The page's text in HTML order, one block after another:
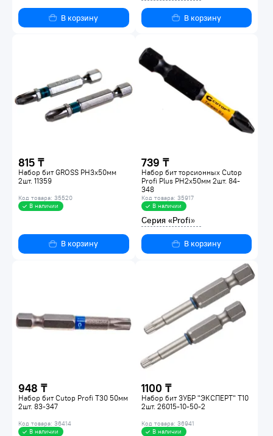
В корзину В корзину
815 ₸
Набор бит GROSS PH3х50мм
2шт. 11359
Код товара: 35520
В наличии
В корзину
739 ₸
Набор бит торсионных Cutop
Profi Plus PH2х50мм 2шт. 84-
348
Код товара: 35917
В наличии
Серия «Profi»
В корзину
948 ₸
Набор бит Cutop Profi T30 50мм
2шт. 83-347
Код товара: 36414
В наличии
1100 ₸
Набор бит ЗУБР "ЭКСПЕРТ" T10
2шт. 26015-10-50-2
Код товара: 36941
В наличии